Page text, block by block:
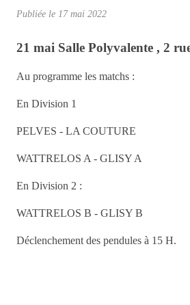
Publiée le 17 mai 2022
21 mai Salle Polyvalente , 2
Au programme les matchs :
En Division 1
PELVES - LA COUTURE
WATTRELOS A - GLISY A
En Division 2 :
WATTRELOS B - GLISY B
Déclenchement des pendules à 15 H.